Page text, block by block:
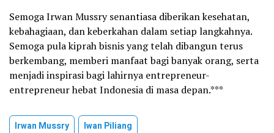
Semoga Irwan Mussry senantiasa diberikan kesehatan,
kebahagiaan, dan keberkahan dalam setiap langkahnya.
Semoga pula kiprah bisnis yang telah dibangun terus
berkembang, memberi manfaat bagi banyak orang, serta
menjadi inspirasi bagi lahirnya entrepreneur-
entrepreneur hebat Indonesia di masa depan.***
Irwan Mussry Iwan Piliang